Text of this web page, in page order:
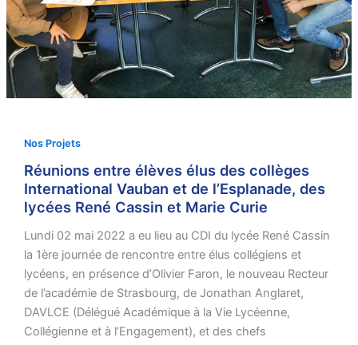
Nos Projets
Réunions entre élèves élus des collèges
International Vauban et de l’Esplanade, des
lycées René Cassin et Marie Curie
Lundi 02 mai 2022 a eu lieu au CDI du lycée René Cassin
la 1ère journée de rencontre entre élus collégiens et
lycéens, en présence d’Olivier Faron, le nouveau Recteur
de l’académie de Strasbourg, de Jonathan Anglaret,
DAVLCE (Délégué Académique à la Vie Lycéenne,
Collégienne et à l’Engagement), et des chefs